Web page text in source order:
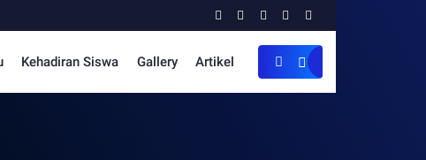
Kehadiran Siswa Gallery Artikel